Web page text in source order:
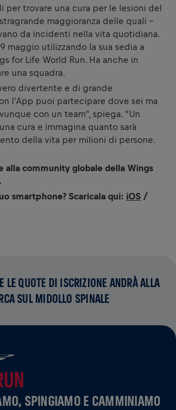
per trovare una cura per le lesioni del
maggioranza delle quali -
da incidenti nella vita quotidiana.
maggio utilizzando la sua sedia a
for Life World Run. Ha anche in
una squadra.
divertente e di grande
l'App puoi partecipare dove sei ma
con un team", spiega. “Un
cura e immagina quanto sarà
della vita per milioni di persone.
alla community globale della Wings
smartphone? Scaricala qui: iOS /
QUOTE DI ISCRIZIONE ANDRÀ ALLA
SUL MIDOLLO SPINALE
SPINGIAMO E CAMMINIAMO